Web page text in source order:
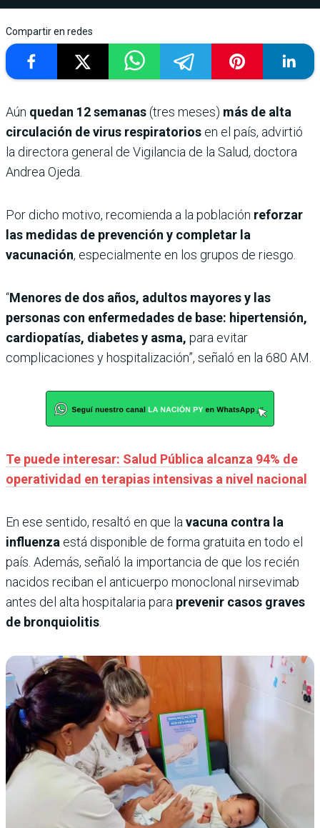
Compartir en redes
Aún quedan 12 semanas(tres meses) más de alta
circulación de virus respiratorios en el país, advirtió
la directora general de Vigilancia de la Salud, doctora
Andrea Ojeda.
Por dicho motivo, recomienda a la población reforzar
las medidas de prevención y completar la
vacunación, especialmente en los grupos de riesgo.
“Menores de dos años, adultos mayores y las
personas con enfermedades de base: hipertensión,
cardiopatías, diabetes y asma, para evitar
complicaciones y hospitalización”, señaló en la 680 AM.
Te puede interesar: Salud Pública alcanza 94% de
operatividad en terapias intensivas a nivel nacional
En ese sentido, resaltó en que la vacuna contra la
influenza está disponible de forma gratuita en todo el
país. Además, señaló la importancia de que los recién
nacidos reciban el anticuerpo monoclonal nirsevimab
antes del alta hospitalaria para prevenir casos graves
de bronquiolitis